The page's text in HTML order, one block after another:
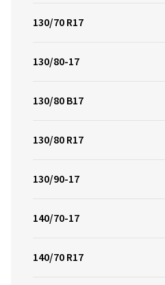
130/70 R17
130/80-17
130/80 B17
130/80 R17
130/90-17
140/70-17
140/70 R17